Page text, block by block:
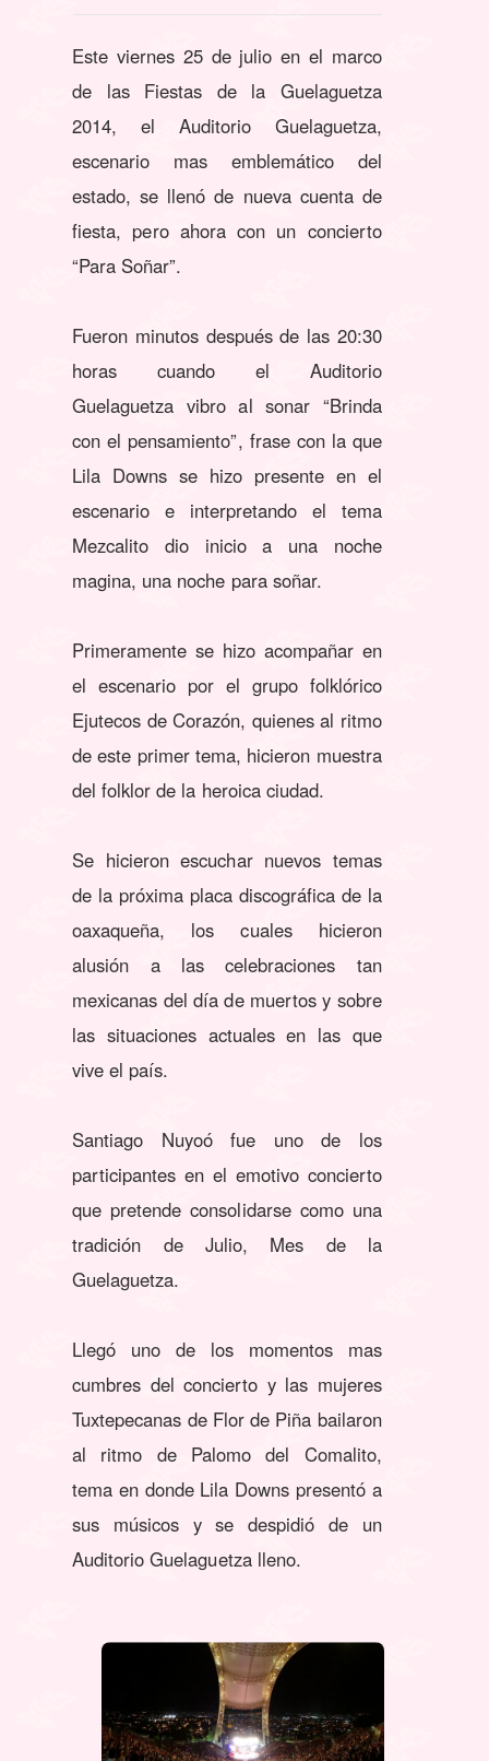
Este viernes 25 de julio en el marco
de las Fiestas de la Guelaguetza
2014, el Auditorio Guelaguetza,
escenario mas emblemático del
estado, se llenó de nueva cuenta de
fiesta, pero ahora con un concierto
“Para Soñar”.
Fueron minutos después de las 20:30
horas cuando el Auditorio
Guelaguetza vibro al sonar “Brinda
con el pensamiento”, frase con la que
Lila Downs se hizo presente en el
escenario e interpretando el tema
Mezcalito dio inicio a una noche
magina, una noche para soñar.
Primeramente se hizo acompañar en
el escenario por el grupo folklórico
Ejutecos de Corazón, quienes al ritmo
de este primer tema, hicieron muestra
del folklor de la heroica ciudad.
Se hicieron escuchar nuevos temas
de la próxima placa discográfica de la
oaxaqueña, los cuales hicieron
alusión a las celebraciones tan
mexicanas del día de muertos y sobre
las situaciones actuales en las que
vive el país.
Santiago Nuyoó fue uno de los
participantes en el emotivo concierto
que pretende consolidarse como una
tradición de Julio, Mes de la
Guelaguetza.
Llegó uno de los momentos mas
cumbres del concierto y las mujeres
Tuxtepecanas de Flor de Piña bailaron
al ritmo de Palomo del Comalito,
tema en donde Lila Downs presentó a
sus músicos y se despidió de un
Auditorio Guelaguetza lleno.